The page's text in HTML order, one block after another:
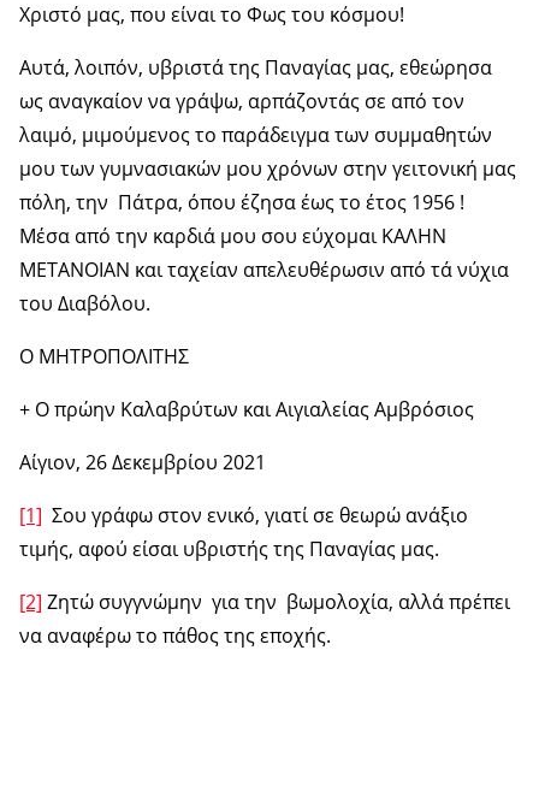
Χριστό μας, που είναι το Φως του κόσμου!
Αυτά, λοιπόν, υβριστά της Παναγίας μας, εθεώρησα
ως αναγκαίον να γράψω, αρπάζοντάς σε από τον
λαιμό, μιμούμενος το παράδειγμα των συμμαθητών
μου των γυμνασιακών μου χρόνων στην γειτονική μας
πόλη, την Πάτρα, όπου έζησα έως το έτος 1956 !
Μέσα από την καρδιά μου σου εύχομαι ΚΑΛΗΝ
ΜΕΤΑΝΟΙΑΝ και ταχείαν απελευθέρωσιν από τά νύχια
του Διαβόλου.
Ο ΜΗΤΡΟΠΟΛΙΤΗΣ
+ Ο πρώην Καλαβρύτων και Αιγιαλείας Αμβρόσιος
Αίγιον, 26 Δεκεμβρίου 2021
[1] Σου γράφω στον ενικό, γιατί σε θεωρώ ανάξιο
τιμής, αφού είσαι υβριστής της Παναγίας μας.
[2] Ζητώ συγγνώμην για την βωμολοχία, αλλά πρέπει
να αναφέρω το πάθος της εποχής.